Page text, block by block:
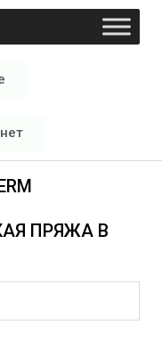
ПРЯЖА В